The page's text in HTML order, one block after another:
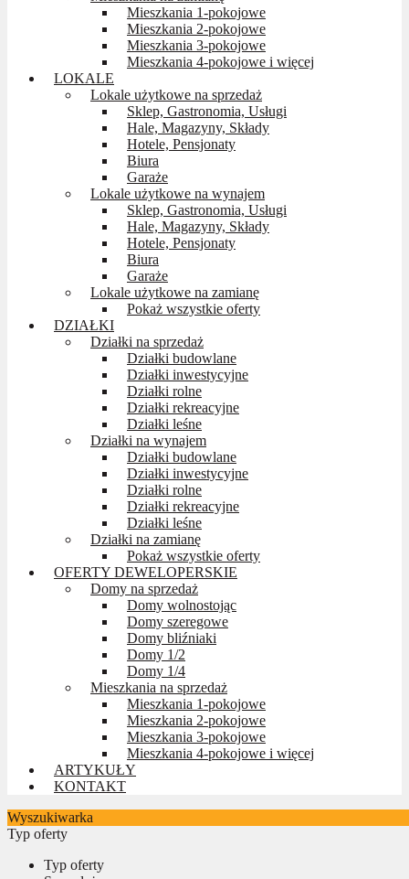
Mieszkania 1-pokojowe
Mieszkania 2-pokojowe
Mieszkania 3-pokojowe
Mieszkania 4-pokojowe i więcej
LOKALE
Lokale użytkowe na sprzedaż
Sklep, Gastronomia, Usługi
Hale, Magazyny, Składy
Hotele, Pensjonaty
Biura
Garaże
Lokale użytkowe na wynajem
Sklep, Gastronomia, Usługi
Hale, Magazyny, Składy
Hotele, Pensjonaty
Biura
Garaże
Lokale użytkowe na zamianę
Pokaż wszystkie oferty
DZIAŁKI
Działki na sprzedaż
Działki budowlane
Działki inwestycyjne
Działki rolne
Działki rekreacyjne
Działki leśne
Działki na wynajem
Działki budowlane
Działki inwestycyjne
Działki rolne
Działki rekreacyjne
Działki leśne
Działki na zamianę
Pokaż wszystkie oferty
OFERTY DEWELOPERSKIE
Domy na sprzedaż
Domy wolnostojąc
Domy szeregowe
Domy bliźniaki
Domy 1/2
Domy 1/4
Mieszkania na sprzedaż
Mieszkania 1-pokojowe
Mieszkania 2-pokojowe
Mieszkania 3-pokojowe
Mieszkania 4-pokojowe i więcej
ARTYKUŁY
KONTAKT
Wyszukiwarka
Typ oferty
Typ oferty